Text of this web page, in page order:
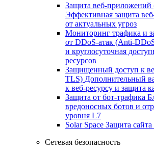
Защита веб-приложений
Эффективная защита
от актуальных угроз
Мониторинг трафика и
от DDoS‑атак
и круглосуточная
ресурсов
Защищенный доступ к
TLS) Дополнительный
к веб‑ресурсу и защита
Защита от бот‑трафика
вредоносных ботов и
уровня L7
Solar Space Защита сайта
Сетевая безопасность